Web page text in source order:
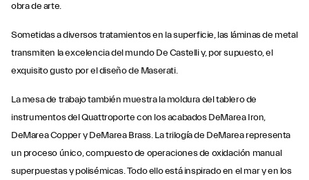
obra de arte.
Sometidas a diversos tratamientos en la superficie, las láminas de metal
transmiten la excelencia del mundo De Castelli y, por supuesto, el
exquisito gusto por el diseño de Maserati.
La mesa de trabajo también muestra la moldura del tablero de
instrumentos del Quattroporte con los acabados DeMarea Iron,
DeMarea Copper y DeMarea Brass. La trilogía de DeMarea representa
un proceso único, compuesto de operaciones de oxidación manual
superpuestas y polisémicas. Todo ello está inspirado en el mar y en los